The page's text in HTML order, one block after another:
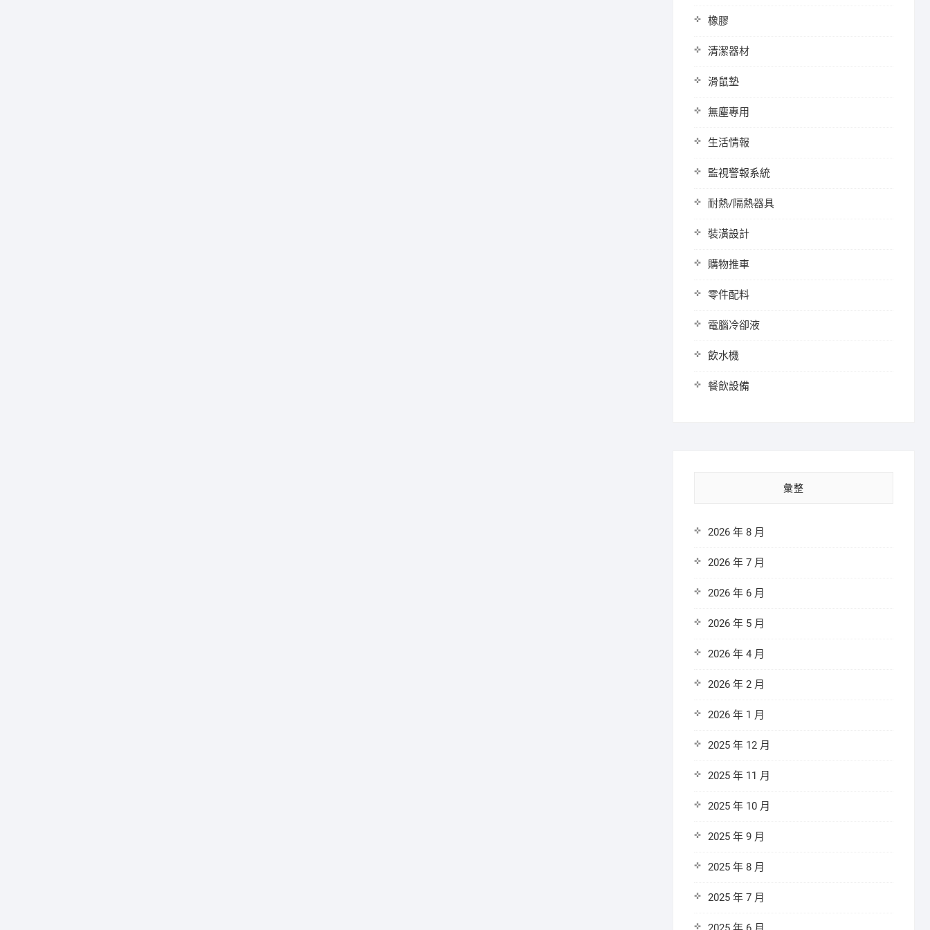
橡膠
清潔器材
滑鼠墊
無塵專用
生活情報
監視警報系統
耐熱/隔熱器具
裝潢設計
購物推車
零件配料
電腦冷卻液
飲水機
餐飲設備
彙整
2026 年 8 月
2026 年 7 月
2026 年 6 月
2026 年 5 月
2026 年 4 月
2026 年 2 月
2026 年 1 月
2025 年 12 月
2025 年 11 月
2025 年 10 月
2025 年 9 月
2025 年 8 月
2025 年 7 月